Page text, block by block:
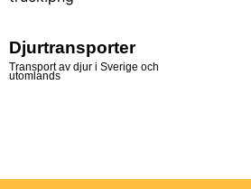
Djurtransporter
Transport av djur i Sverige och
utomlands